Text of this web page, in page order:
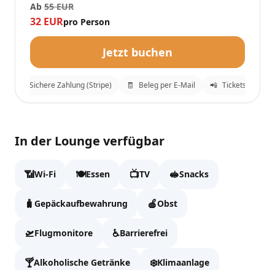
Ab 55 EUR
32 EURpro Person
Jetzt buchen
Sichere Zahlung (Stripe) 🧾 Beleg per E-Mail 📲 Tickets an
Tempelhof Lounge
Fülle die Daten aus, um zur Kasse zu gehen.
Vollständiger Name
Email
In der Lounge verfügbar
📶Wi-Fi 🍽️Essen 📺TV 🥪Snacks
🧳 Gepäckaufbewahrung 🍎Obst
🛫Flugmonitore ♿Barrierefrei
🍸Alkoholische Getränke ❄️Klimaanlage